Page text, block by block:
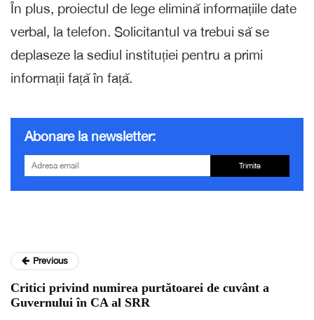
În plus, proiectul de lege elimină informațiile date
verbal, la telefon. Solicitantul va trebui să se
deplaseze la sediul instituției pentru a primi
informații față în față.
Abonare la newsletter:
Trimite
Previous
Critici privind numirea purtătoarei de cuvânt a
Guvernului în CA al SRR